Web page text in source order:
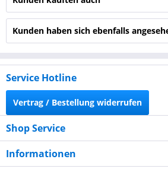
Kunden haben sich ebenfalls
Service Hotline
Vertrag / Bestellung widerrufen
Shop Service
Informationen